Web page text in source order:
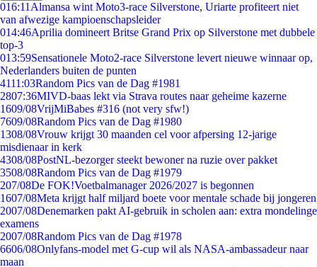
016:11 Almansa wint Moto3-race Silverstone, Uriarte profiteert niet
van afwezige kampioenschapsleider
014:46Aprilia domineert Britse Grand Prix op Silverstone met dubbele
top-3
013:59Sensationele Moto2-race Silverstone levert nieuwe winnaar op,
Nederlanders buiten de punten
4111:03Random Pics van de Dag #1981
2807:36MIVD-baas lekt via Strava routes naar geheime kazerne
1609/08VrijMiBabes #316 (not very sfw!)
7609/08Random Pics van de Dag #1980
1308/08Vrouw krijgt 30 maanden cel voor afpersing 12-jarige
misdienaar in kerk
4308/08PostNL-bezorger steekt bewoner na ruzie over pakket
3508/08Random Pics van de Dag #1979
207/08De FOK!Voetbalmanager 2026/2027 is begonnen
1607/08Meta krijgt half miljard boete voor mentale schade bij jongeren
2007/08Denemarken pakt AI-gebruik in scholen aan: extra mondelinge
examens
2007/08Random Pics van de Dag #1978
6606/08Onlyfans-model met G-cup wil als NASA-ambassadeur naar
maan